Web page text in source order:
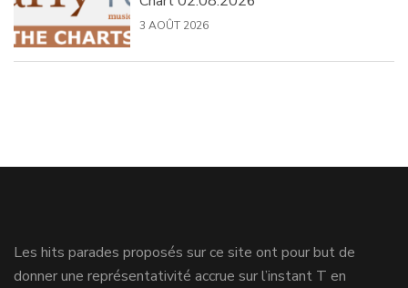
3 AOÛT 2026
Les hits parades proposés sur ce site ont pour but de
donner une représentativité accrue sur l’instant T en